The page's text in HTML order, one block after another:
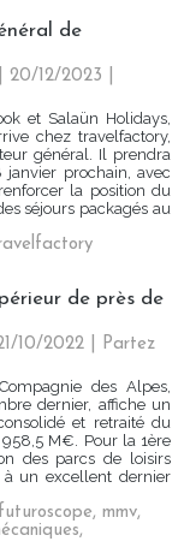
de
| 20/12/2023
et Salaün Holidays,
chez travelfactory,
général. Il prendra
prochain, avec
la position du
séjours packagés au
de près de
10/2022
Partez
des Alpes,
dernier, affiche un
et retraité du
M€. Pour la 1ère
des parcs de loisirs
à un excellent dernier
futuroscope, mmv,
,